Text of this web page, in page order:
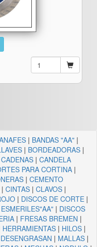
| BANDAS "AA"|
| BORDEADORAS |
CADENAS | CANDELA
PARA CORTINA |
| CEMENTO
CINTAS| CLAVOS|
| DISCOS DE CORTE|
| DISCOS
| FRESAS BREMEN |
HERRAMIENTAS| HILOS|
| MALLAS|